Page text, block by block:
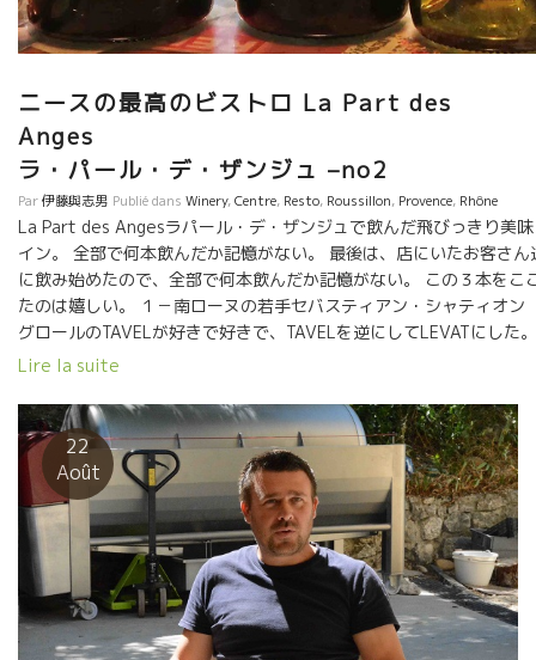
ニースの最高のビストロ La Part des
ラ・パール・デ・ザンジュ –no2
Par伊藤與志男 Publié dans Winery,Centre, Resto, Roussillon, Provence, Rhône
La Part des Angesラパール・デ・ザンジュで飲んだ飛びっきり美
イン。 全部で何本飲んだか記憶がない。 最後は、店にいたお客さん
に飲み始めたので、全部で何本飲んだか記憶がない。 この３本をこ
たのは嬉しい。 １－南ローヌの若手セバスティアン・シャティ
グロールのTAVELが好きで好きで、TAVELを逆にしてLEVATにした
ん中のKM31 Yoyoのワインはブラインドテースティングで出て
当てました。 ３－右のオヴェルニュ地方のトビッキリ美味しいワイ
Maupertuis NEYROU-PLAGE 葡萄園がまるっきり海の浜のよう
土壌。どこまでも繊細さワインができる。
Lire la suite
22
Août